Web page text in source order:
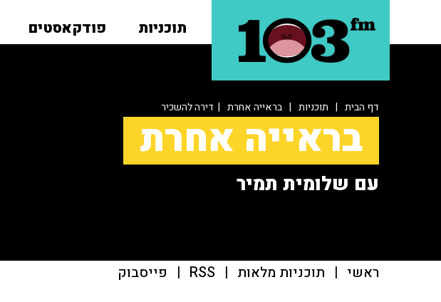
תוכניות פודקאסטים
דף הבית | תוכניות | בראייה אחרת | דירה להשכיר
בראייה אחרת
עם שלומית תמיר
ראשי | תוכניות מלאות |
RSS
| פייסבוק